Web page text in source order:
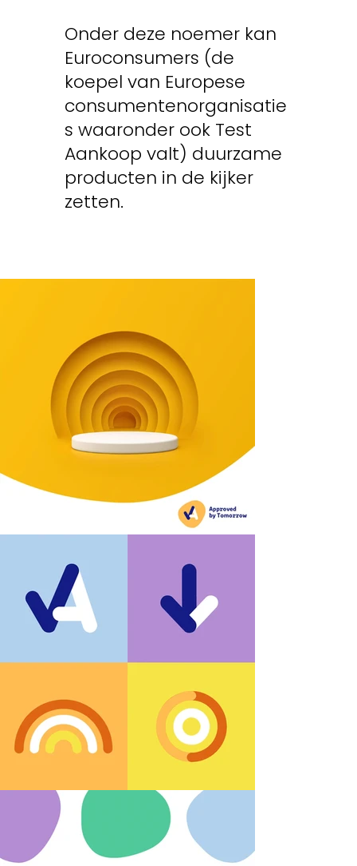
Onder deze noemer kan
Euroconsumers (de
koepel van Europese
consumentenorganisatie
s waaronder ook Test
Aankoop valt) duurzame
producten in de kijker
zetten.